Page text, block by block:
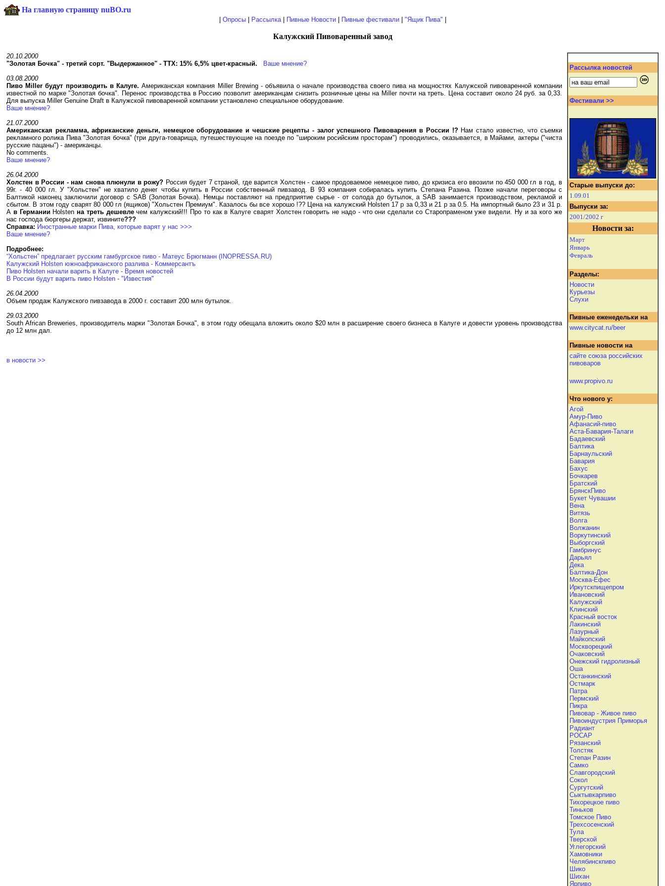
На главную страницу nuBO.ru
Опросы| Рассылка| Пивные Новости| Пивные фестивали| "Ящик Пива"
Калужский Пивоваренный завод
20.10.2000
"Золотая Бочка" - третий сорт. "Выдержанное" - ТТХ: 15% 6,5% цвет-красный.
Ваше мнение?
03.08.2000
Пиво Miller будут производить в Калуге.Американская компания Miller Brewing - объявила о начале производства своего пива на мощностях Калужской пивоваренной компании
известной по марке "Золотая бочка". Перенос производства в Россию позволит американцам снизить розничные цены на Miller почти на треть. Цена составит около 24 руб. за 0,33.
Для выпуска Miller Genuine Draft в Калужской пивоваренной компании установлено специальное оборудование.
Ваше мнение?
21.07.2000
Американская рекламма, африканские деньги, немецкое оборудование и чешские рецепты - залог успешного Пивоварения в России !? Нам стало известно, что съемки
рекламного ролика Пива "Золотая бочка" (три друга-товарища, путешествующие на поезде по "широким росийским просторам") проводились, оказывается, в Майами, актеры ("чиста
русские пацаны") - американцы.
No comments.
Ваше мнение?
26.04.2000
Холстен в России - нам снова плюнули в рожу? Россия будет 7 страной, где варится Холстен - самое продоваемое немецкое пиво, до кризиса его ввозили по 450 000 гл в год, в
99г. - 40 000 гл. У "Хольстен" не хватило денег чтобы купить в России собственный пивзавод. В 93 компания собиралась купить Степана Разина. Позже начали переговоры с
Балтикой наконец заключили договор с SAB (Золотая Бочка). Немцы поставляют на предприятие сырье - от солода до бутылок, а SAB занимается производством, рекламой и
сбытом. В этом году сварят 80 000 гл (ящиков) "Хольстен Премиум". Казалось бы все хорошо !?? Цена на калужский Holsten 17 р за 0,33 и 21 р за 0.5. На импортный было 23 и 31 р.
А в ГерманииHolstenна треть дешевлечем калужский!!! Про то как в Калуге сварят Холстен говорить не надо - что они сделали со Старопраменом уже видели. Ну и за кого же
нас господа бюргеры держат, извините???
Справка: Иностранные марки Пива, которые варят у нас >>>
Ваше мнение?
Подробнее:
“Хольстен” предлагает русским гамбургское пиво - Матеус Брюгманн (INOPRESSA.RU)
Калужский Holsten южноафриканского разлива - Коммерсантъ
Пиво Holsten начали варить в Калуге - Время новостей
В России будут варить пиво Holsten - "Известия"
26.04.2000
Объем продаж Калужского пивзавода в 2000 г. составит 200 млн бутылок.
29.03.2000
South African Breweries, производитель марки "Золотая Бочка", в этом году обещала вложить около $20 млн в расширение своего бизнеса в Калуге и довести уровень производства
до 12 млн дал.
в новости >>
Рассылка новостей
Фестивали >>
Старые выпуски до:
1.09.01
Выпуски за:
2001/2002 г
Новости за:
Март
Январь
Февраль
Разделы:
Новости
Курьезы
Слухи
Пивные еженедельки на
www.citycat.ru/beer
Пивные новости на
сайте союза российских
пивоваров
www.propivo.ru
Что нового у:
Агой
Амур-Пиво
Афанасий-пиво
Аста-Бавария-Талаги
Бадаевский
Балтика
Барнаульский
Бавария
Бахус
Бочкарев
Братский
БрянскПиво
Букет Чувашии
Вена
Витязь
Волга
Волжанин
Воркутинский
Выборгский
Гамбринус
Дарьял
Дека
Балтика-Дон
Москва-Ефес
Иркутскпищепром
Ивановский
Калужский
Клинский
Красный восток
Лакинский
Лазурный
Майкопский
Москворецкий
Очаковский
Онежский гидролизный
Оша
Останкинский
Остмарк
Патра
Пермский
Пикра
Пивовар - Живое пиво
Пивоиндустрия Приморья
Радиант
РОСАР
Рязанский
Толстяк
Степан Разин
Самко
Славгородский
Сокол
Сургутский
Сыктывкарпиво
Тихорецкое пиво
Тиньков
Томское Пиво
Трехсосенский
Тула
Тверской
Углегорский
Хамовники
Челябинскпиво
Шико
Шихан
Ярпиво